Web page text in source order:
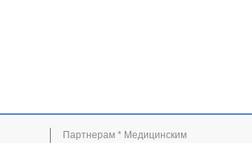
Партнерам * Медицинским